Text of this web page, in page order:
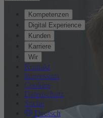
Kompetenzen
Digital Experience
Kunden
Karriere
Wir
Kontakt
Impressum
Cookies
Datenschutz
Suche
Deutsch